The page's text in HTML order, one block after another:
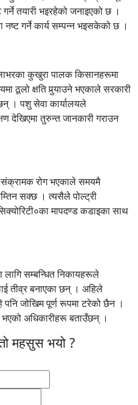
तयारी भइरहेको जनाइएको छ ।
गर्ने कार्य सम्पन्न भइसकेको छ ।
कुखुरा पालक किसानहरूमा
ठूलो क्षति पुर्‍याउने भएकाले सरकारी
। पशु सेवा कार्यालयले
देखिएमा तुरुन्त जानकारी गराउन
संक्रामक रोग भएकाले समयमै
सक्छ । त्यसैले पोल्ट्री
मापदण्ड कडाइका साथ
सम्बन्धित निकायहरूले
तीव्र बनाएका छन् । अहिले
जोखिम पूर्ण रूपमा टरेको छैन ।
भएको अधिकारीहरू बताउँछन् ।
महसुस भयो ?